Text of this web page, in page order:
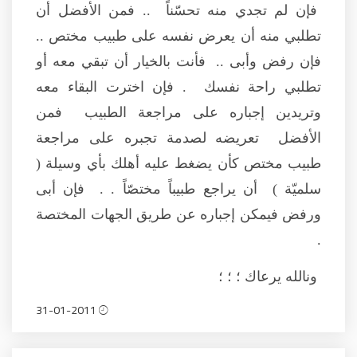
فإن لم تجدي منه تحسّناً .. فمن الأفضل أن
تطلبي منه أن يعرض نفسه على طبيب مختص ..
فإن رفض وأبى .. فأنت بالخيار أن تبقي معه أو
تطلبي راحة نفسك . فإن اخترت البقاء معه
وتريدين إجباره على مراجعة الطبيب فمن
الأفضل تعريضه لصدمة تجبره على مراجعة
طبيب مختص كأن يضغط عليه أهلك بأي وسيلة (
سلميّة ) أن يراجع طبيباً مختصّاً . . فإن أبى
ورفض فيمكن إجباره عن طريق الجهات المختصة
.
ونالله يرعاك ؛ ؛ ؛